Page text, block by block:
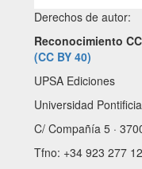
Derechos de autor:
Reconocimiento
(CC BY 40)
UPSA Ediciones
Universidad
C/ Compañía 5 ·
Tfno: +34 923 277